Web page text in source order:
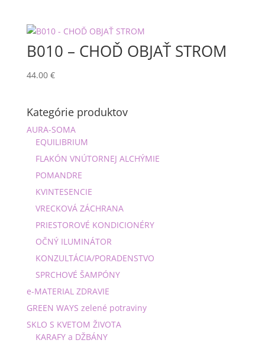
B010 – CHOĎ OBJAŤ STROM
44.00 €
Kategórie produktov
AURA-SOMA
EQUILIBRIUM
FLAKÓN VNÚTORNEJ ALCHÝMIE
POMANDRE
KVINTESENCIE
VRECKOVÁ ZÁCHRANA
PRIESTOROVÉ KONDICIONÉRY
OČNÝ ILUMINÁTOR
KONZULTÁCIA/PORADENSTVO
SPRCHOVÉ ŠAMPÓNY
e-MATERIAL ZDRAVIE
GREEN WAYS zelené potraviny
SKLO S KVETOM ŽIVOTA
KARAFY a DŽBÁNY